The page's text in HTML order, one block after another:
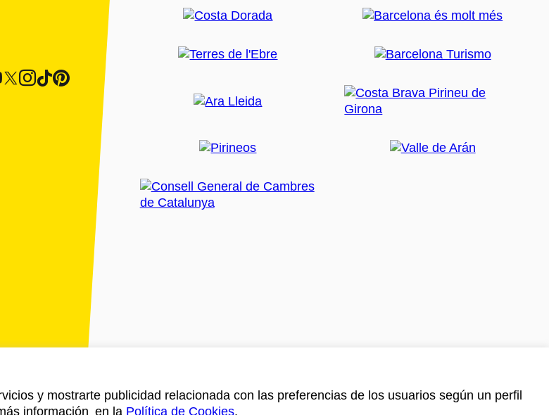
y mostrarte publicidad relacionada con las preferencias de los usuarios según un perfil
información en la Política de Cookies.